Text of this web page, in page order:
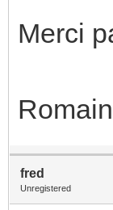
Merci
Romain
fred
Unregistered